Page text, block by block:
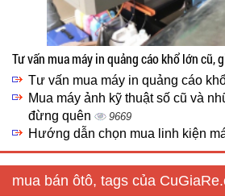
Tư vấn mua máy in quảng cáo khổ lớn cũ,
Tư vấn mua máy in quảng cáo
Mua máy ảnh kỹ thuật số cũ và
đừng quên
9669
Hướng dẫn chọn mua linh kiện
mua bán ôtô, tags của